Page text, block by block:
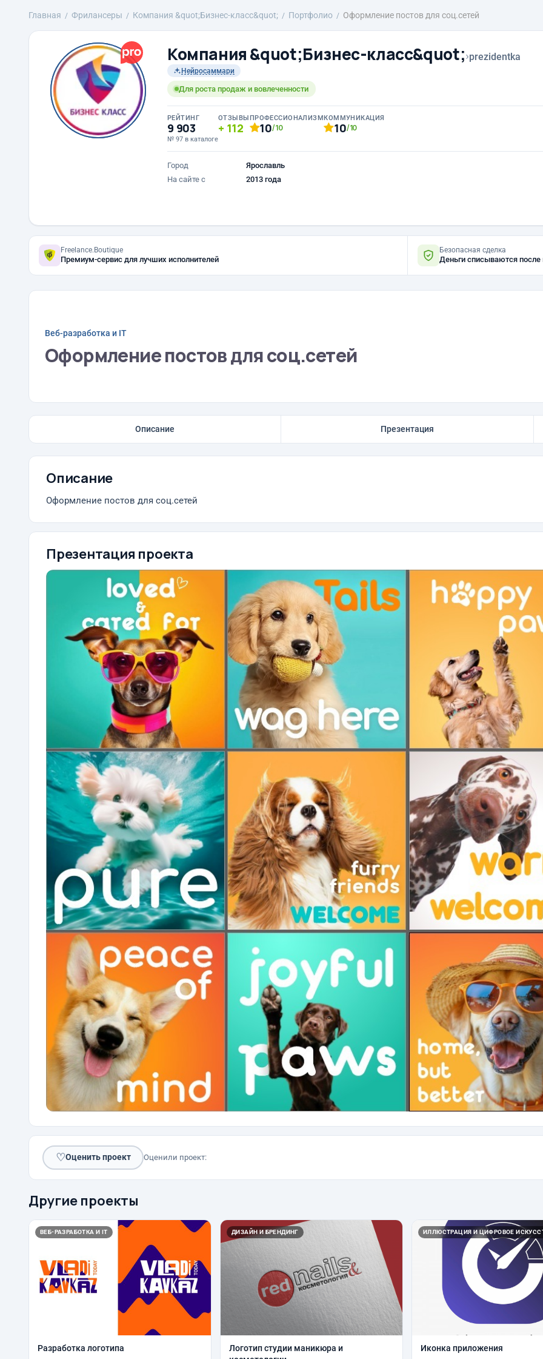
Главная Фрилансеры Компания &quot;Бизнес-класс&quot; Портфолио Оформление постов для соц.сетей
Компания &quot;Бизнес-класс&quot;›prezidentka
Нейросаммари
Для роста продаж и вовлеченности
РЕЙТИНГ
9 903
№ 97 в каталоге
ОТЗЫВЫ
112
ПРОФЕССИОНАЛИЗМ
10/10
КОММУНИКАЦИЯ
10/10
Город
Ярославль
На сайте с
2013 года
Freelance.Boutique
Премиум-сервис для лучших исполнителей
Безопасная сделка
Деньги списываются после
Веб-разработка и IT
Оформление постов для соц.сетей
Описание Презентация
Описание
Оформление постов для соц.сетей
Презентация проекта
♡Оценить проект Оценили проект:
Другие проекты
ВЕБ-РАЗРАБОТКА И IT
Разработка логотипа
ДИЗАЙН И БРЕНДИНГ
Логотип студии маникюра и
ИЛЛЮСТРАЦИЯ И ЦИФРОВОЕ
Иконка приложения